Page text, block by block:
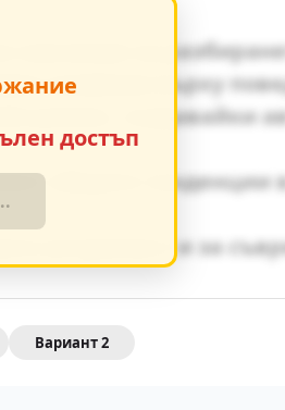
значение за
влияние върху
разказ, създавайки
общите тенденции
актуалност и за
достъп
Вариант 2